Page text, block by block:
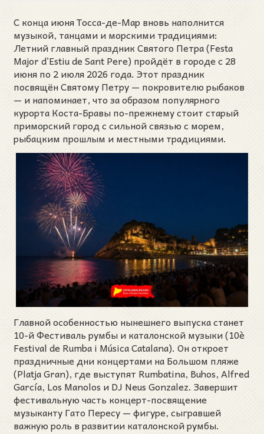
С конца июня Тосса-де-Мар вновь наполнится
музыкой, танцами и морскими традициями:
Летний главный праздник Святого Петра (Festa
Major d’Estiu de Sant Pere) пройдёт в городе с 28
июня по 2 июля 2026 года. Этот праздник
посвящён Святому Петру — покровителю рыбаков
— и напоминает, что за образом популярного
курорта Коста-Бравы по-прежнему стоит старый
приморский город с сильной связью с морем,
рыбацким прошлым и местными традициями.
Главной особенностью нынешнего выпуска станет
10-й Фестиваль румбы и каталонской музыки (10è
Festival de Rumba i Música Catalana). Он откроет
праздничные дни концертами на Большом пляже
(Platja Gran), где выступят Rumbatina, Buhos, Alfred
García, Los Manolos и DJ Neus Gonzalez. Завершит
фестивальную часть концерт-посвящение
музыканту Гато Пересу — фигуре, сыгравшей
важную роль в развитии каталонской румбы.